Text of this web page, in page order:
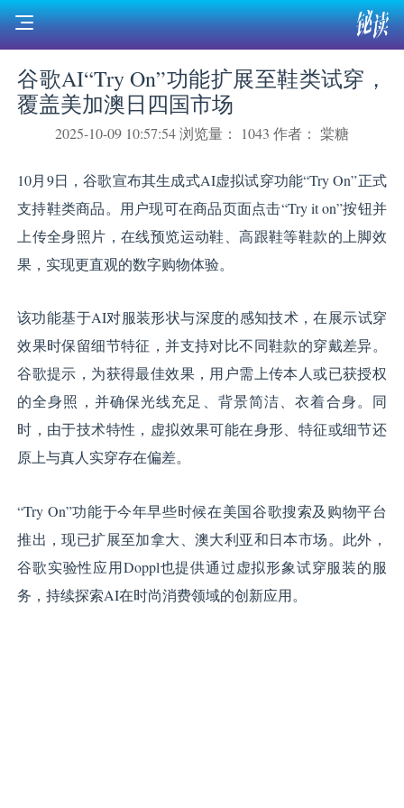
谷歌AI“Try On”功能扩展至鞋类试穿，
覆盖美加澳日四国市场
2025-10-09 10:57:54浏览量： 1043 作者： 棠糖
10月9日，谷歌宣布其生成式AI虚拟试穿功能“Try On”正式
支持鞋类商品。用户现可在商品页面点击“Try it on”按钮并
上传全身照片，在线预览运动鞋、高跟鞋等鞋款的上脚效
果，实现更直观的数字购物体验。
该功能基于AI对服装形状与深度的感知技术，在展示试穿
效果时保留细节特征，并支持对比不同鞋款的穿戴差异。
谷歌提示，为获得最佳效果，用户需上传本人或已获授权
的全身照，并确保光线充足、背景简洁、衣着合身。同
时，由于技术特性，虚拟效果可能在身形、特征或细节还
原上与真人实穿存在偏差。
“Try On”功能于今年早些时候在美国谷歌搜索及购物平台
推出，现已扩展至加拿大、澳大利亚和日本市场。此外，
谷歌实验性应用Doppl也提供通过虚拟形象试穿服装的服
务，持续探索AI在时尚消费领域的创新应用。